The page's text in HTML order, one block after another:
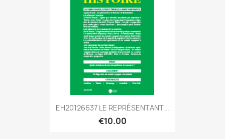
EH20126637 LE REPRÉSENTANT...
€10.00